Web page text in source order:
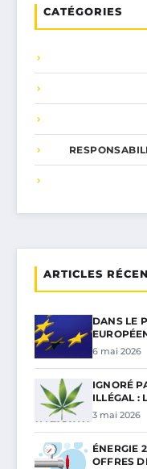
CATÉGORIES
ARTICLES
DANS LE
6 mai 2026
IGNORÉ
ILLÉGAL :
3 mai 2026
ÉNERGIE
OFFRES